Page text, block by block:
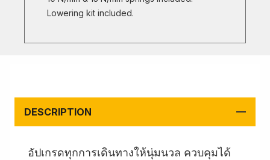
Lowering kit included.
DESCRIPTION
อัปเกรดทุกการเดินทางให้นุ่มนวล ควบคุมได้